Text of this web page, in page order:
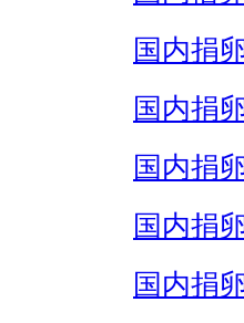
国内捐
国内捐
国内捐
国内捐
国内捐